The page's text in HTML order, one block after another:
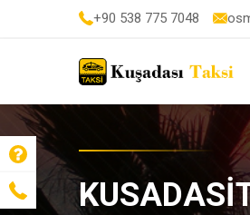
+90 538 775 7048